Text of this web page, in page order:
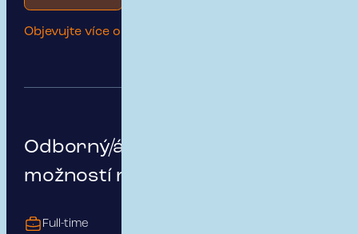
Objevujte více o této pozici
Odborný/á asistent/ka s
možností růstu
Full-time